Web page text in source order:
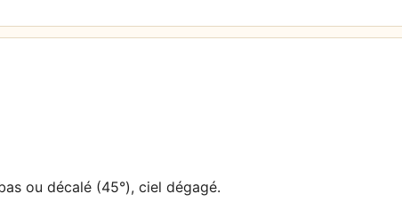
ou décalé (45°), ciel dégagé.